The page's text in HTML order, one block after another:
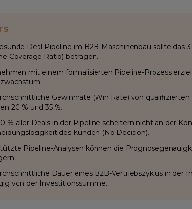
Deal Pipeline im B2B-Maschinenbau sollte das
Coverage Ratio) betragen.
mit einem formalisierten Pipeline-Prozess
Gewinnrate (Win Rate) von
20 % und 35 %.
% aller Deals in der Pipeline scheitern nicht an der
des Kunden (No Decision).
Pipeline-Analysen können die
Dauer eines B2B-Vertriebszyklus in der
von der Investitionssumme.